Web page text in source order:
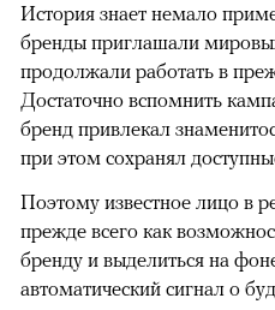
История знает немало
бренды приглашали
продолжали работать в
Достаточно вспомнить
бренд привлекал
при этом сохранял
Поэтому известное лицо в
прежде всего как
бренду и выделиться на
автоматический сигнал о